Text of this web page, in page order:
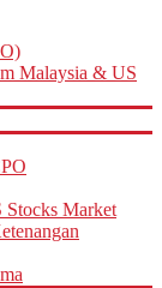
Malaysia & US
Stocks Market